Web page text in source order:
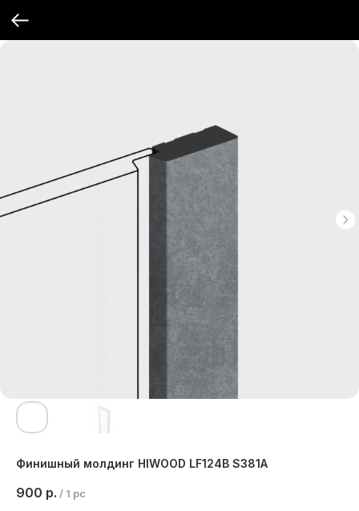
Финишный молдинг HIWOOD LF124B S381A
900 р. / 1 pc